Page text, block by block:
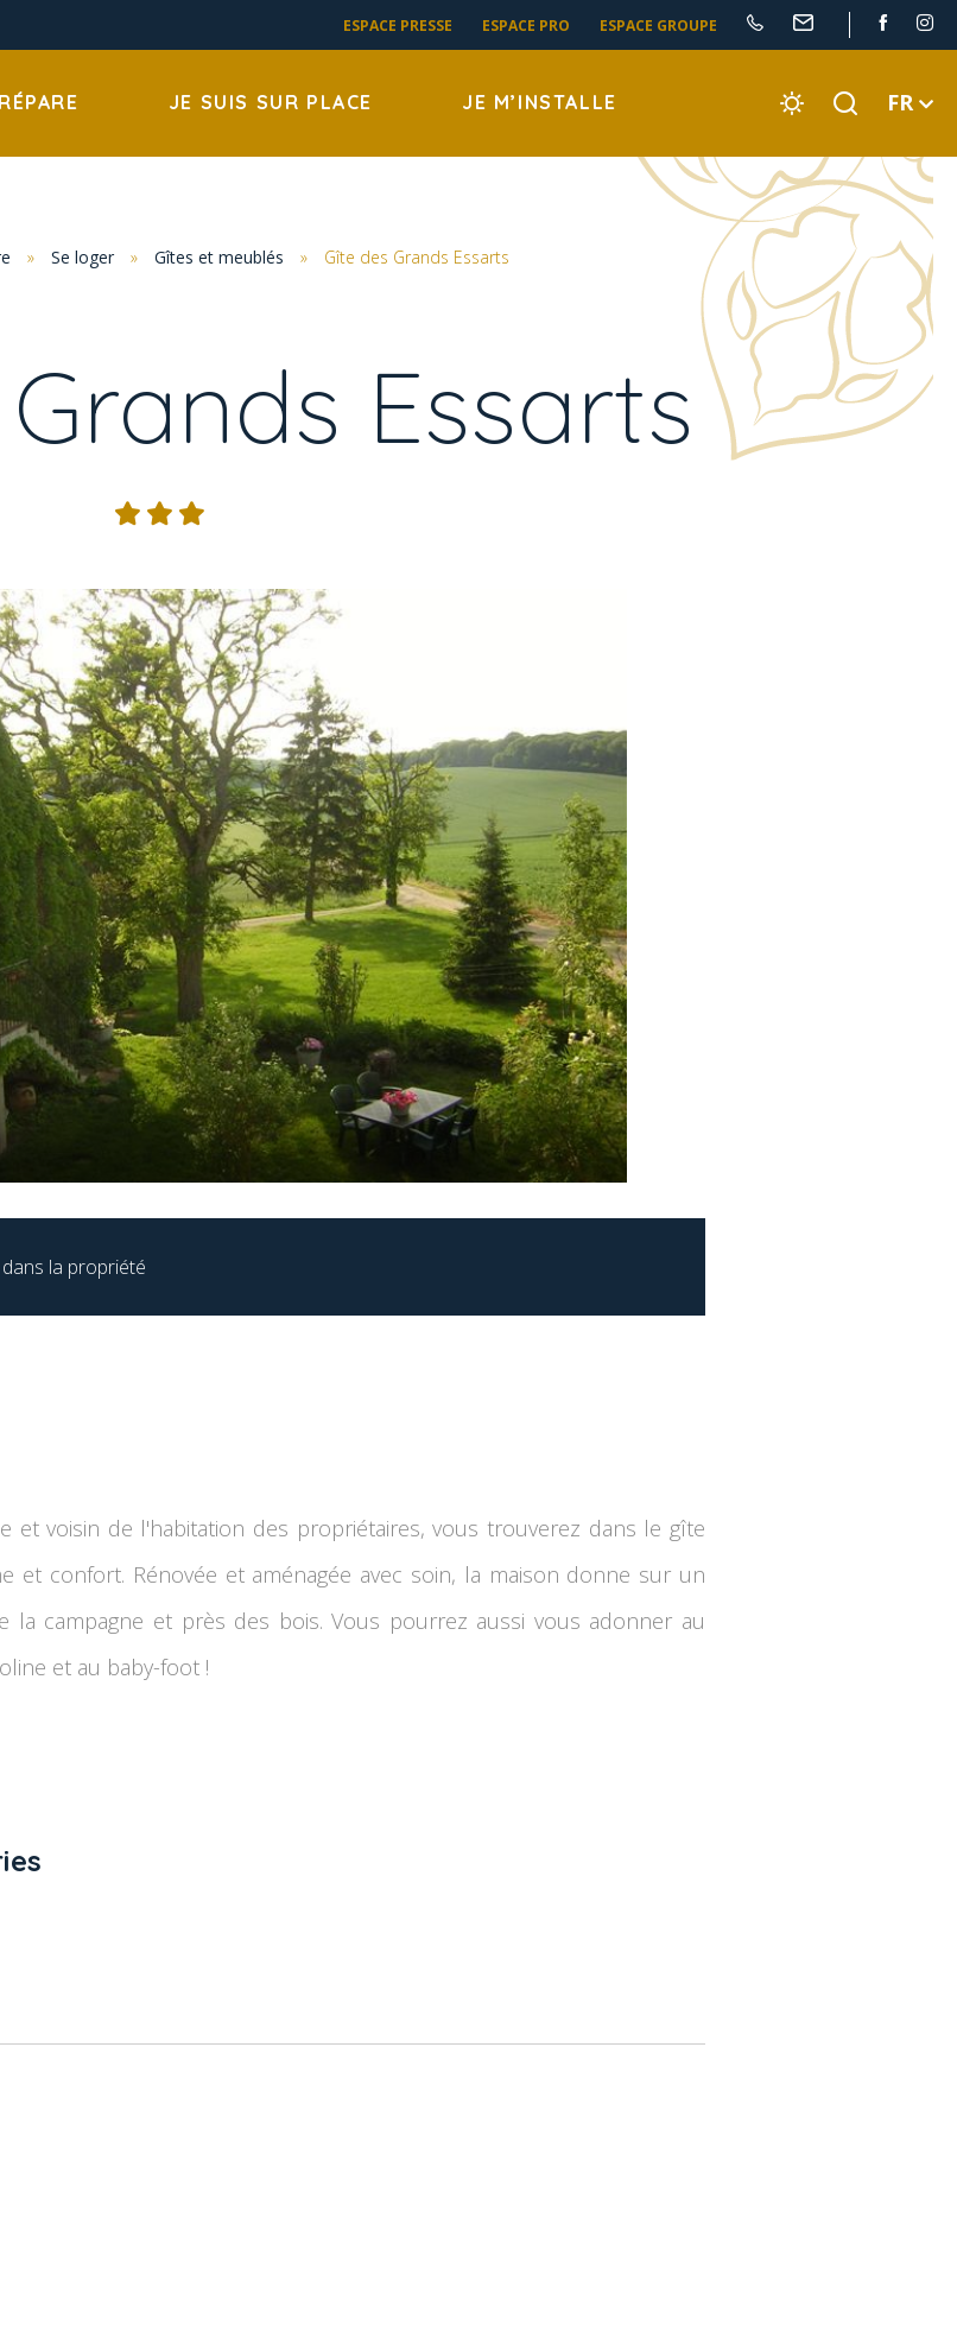
ESPACE PRESSE ESPACE PRO ESPACE GROUPE
JE SUIS SUR PLACE JE M’INSTALLE FR
» Se loger » Gîtes et meublés » Gîte des Grands Essarts
Essarts
la propriété
et voisin de l'habitation des propriétaires, vous trouverez dans le gîte
et confort. Rénovée et aménagée avec soin, la maison donne sur un
la campagne et près des bois. Vous pourrez aussi vous adonner au
et au baby-foot !